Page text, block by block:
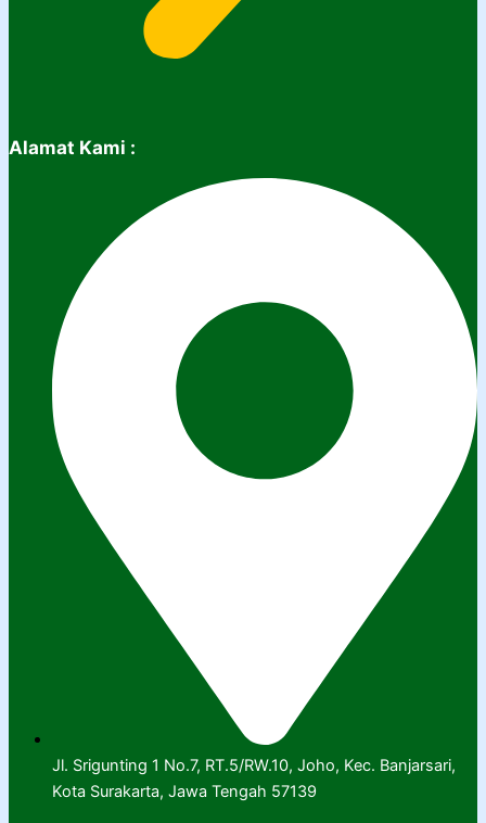
Alamat Kami :
Jl. Srigunting 1 No.7, RT.5/RW.10, Joho, Kec. Banjarsari,
Kota Surakarta, Jawa Tengah 57139